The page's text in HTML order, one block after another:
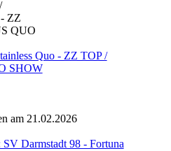
Quo - ZZ TOP /
SHOW
am 21.02.2026
SV Darmstadt 98 - Fortuna